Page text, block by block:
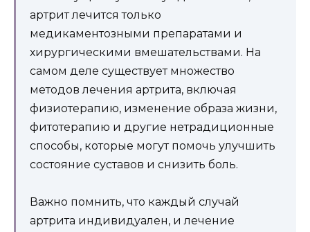
артрит лечится только
медикаментозными препаратами и
хирургическими вмешательствами. На
самом деле существует множество
методов лечения артрита, включая
физиотерапию, изменение образа жизни,
фитотерапию и другие нетрадиционные
способы, которые могут помочь улучшить
состояние суставов и снизить боль.
Важно помнить, что каждый случай
артрита индивидуален, и лечение